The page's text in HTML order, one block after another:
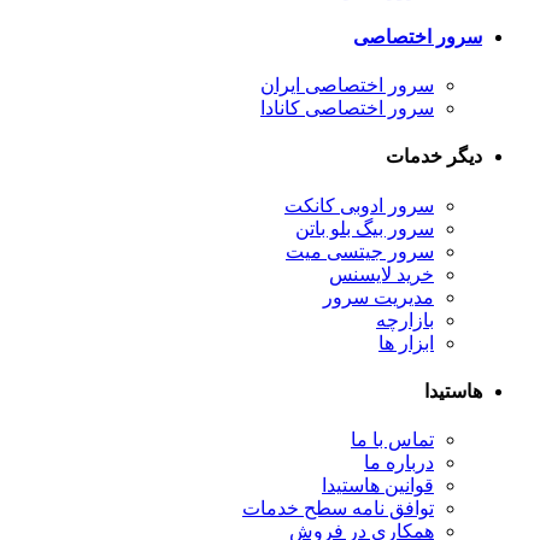
مناسب راه اندازی انواع سرویس های آنلاین
سرور مجازی
ارسال تیکت
سرور اختصاصی
سرور اختصاصی ایران
سرور اختصاصی کانادا
دیگر خدمات
سرور ادوبی کانکت
سرور بیگ بلو باتن
سرور جیتسی میت
خرید لایسنس
مدیریت سرور
بازارچه
ابزار ها
هاستیدا
تماس با ما
درباره ما
قوانین هاستیدا
توافق نامه سطح خدمات
همکاری در فروش